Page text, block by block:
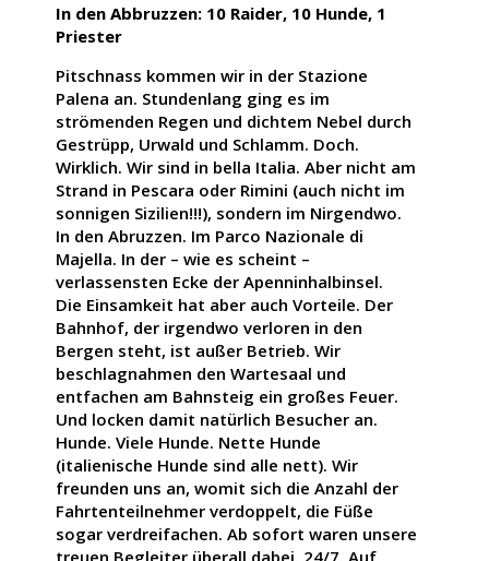
In den Abbruzzen: 10 Raider, 10 Hunde, 1
Priester
Pitschnass kommen wir in der Stazione
Palena an. Stundenlang ging es im
strömenden Regen und dichtem Nebel durch
Gestrüpp, Urwald und Schlamm. Doch.
Wirklich. Wir sind in bella Italia. Aber nicht am
Strand in Pescara oder Rimini (auch nicht im
sonnigen Sizilien!!!), sondern im Nirgendwo.
In den Abruzzen. Im Parco Nazionale di
Majella. In der – wie es scheint –
verlassensten Ecke der Apenninhalbinsel.
Die Einsamkeit hat aber auch Vorteile. Der
Bahnhof, der irgendwo verloren in den
Bergen steht, ist außer Betrieb. Wir
beschlagnahmen den Wartesaal und
entfachen am Bahnsteig ein großes Feuer.
Und locken damit natürlich Besucher an.
Hunde. Viele Hunde. Nette Hunde
(italienische Hunde sind alle nett). Wir
freunden uns an, womit sich die Anzahl der
Fahrtenteilnehmer verdoppelt, die Füße
sogar verdreifachen. Ab sofort waren unsere
treuen Begleiter überall dabei. 24/7. Auf